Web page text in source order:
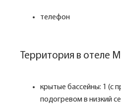
телефон
Территория в отеле
крытые бассейны: 1 (с
подогревом в низкий